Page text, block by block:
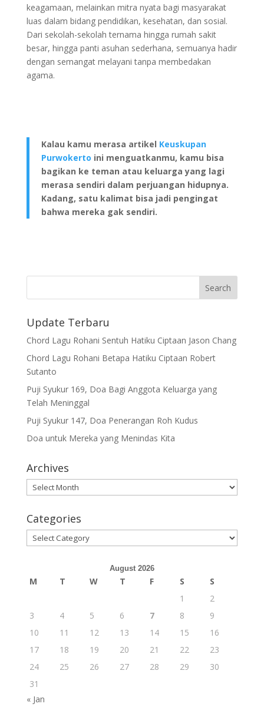
keagamaan, melainkan mitra nyata bagi masyarakat
luas dalam bidang pendidikan, kesehatan, dan sosial.
Dari sekolah-sekolah ternama hingga rumah sakit
besar, hingga panti asuhan sederhana, semuanya hadir
dengan semangat melayani tanpa membedakan
agama.
Kalau kamu merasa artikel Keuskupan
Purwokerto ini menguatkanmu, kamu bisa
bagikan ke teman atau keluarga yang lagi
merasa sendiri dalam perjuangan hidupnya.
Kadang, satu kalimat bisa jadi pengingat
bahwa mereka gak sendiri.
Update Terbaru
Chord Lagu Rohani Sentuh Hatiku Ciptaan Jason Chang
Chord Lagu Rohani Betapa Hatiku Ciptaan Robert
Sutanto
Puji Syukur 169, Doa Bagi Anggota Keluarga yang
Telah Meninggal
Puji Syukur 147, Doa Penerangan Roh Kudus
Doa untuk Mereka yang Menindas Kita
Archives
Archives
Categories
Categories
August 2026
M T W T F S
S
1
2
3
4 5 6 7 8
9
10
11 12 13 14 15
16
17
18 19 20 21 22
23
24
25 26 27 28 29
30
31
« Jan